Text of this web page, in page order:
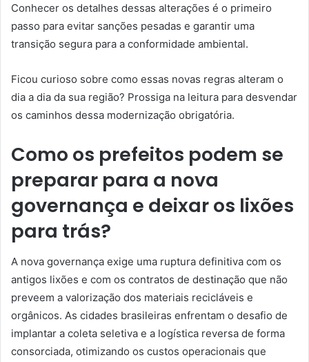
Conhecer os detalhes dessas alterações é o primeiro
passo para evitar sanções pesadas e garantir uma
transição segura para a conformidade ambiental.
Ficou curioso sobre como essas novas regras alteram o
dia a dia da sua região? Prossiga na leitura para desvendar
os caminhos dessa modernização obrigatória.
Como os prefeitos podem se
preparar para a nova
governança e deixar os lixões
para trás?
A nova governança exige uma ruptura definitiva com os
antigos lixões e com os contratos de destinação que não
preveem a valorização dos materiais recicláveis e
orgânicos. As cidades brasileiras enfrentam o desafio de
implantar a coleta seletiva e a logística reversa de forma
consorciada, otimizando os custos operacionais que